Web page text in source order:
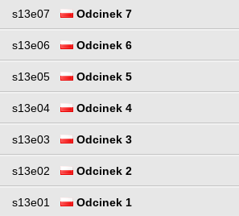
s13e07 Odcinek 7
s13e06 Odcinek 6
s13e05 Odcinek 5
s13e04 Odcinek 4
s13e03 Odcinek 3
s13e02 Odcinek 2
s13e01 Odcinek 1